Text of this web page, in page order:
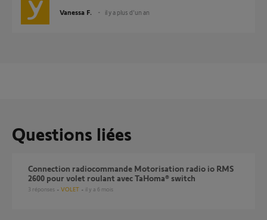
Vanessa F. il y a plus d'un an
Questions liées
Connection radiocommande Motorisation radio io RMS
2600 pour volet roulant avec TaHoma® switch
3 réponses VOLET il y a 6 mois